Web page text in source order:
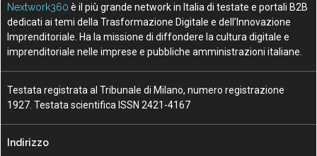
Nextwork360 è il più grande network in Italia di testate e portali B2B
dedicati ai temi della Trasformazione Digitale e dell’Innovazione
Imprenditoriale. Ha la missione di diffondere la cultura digitale e
imprenditoriale nelle imprese e pubbliche amministrazioni italiane.
Testata registrata al Tribunale di Milano, numero registrazione
1927. Testata scientifica ISSN 2421-4167
Indirizzo